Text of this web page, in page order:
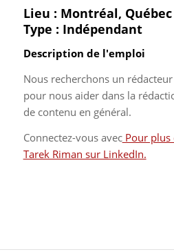
Lieu : Montréal, Québec
Type : Indépendant
Description de l'emploi
Nous recherchons un
pour nous aider dans la
de contenu en général.
Connectez-vous avecPour plus
Tarek Riman sur LinkedIn.